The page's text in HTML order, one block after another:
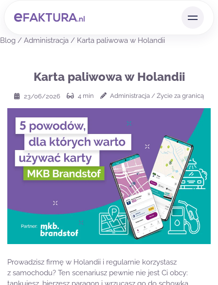
Blog / Administracja / Karta paliwowa w Holandii
Karta paliwowa w Holandii
23/06/2026 4 min Administracja / Życie za granicą
Prowadzisz firmę w Holandii i regularnie korzystasz
z samochodu? Ten scenariusz pewnie nie jest Ci obcy: